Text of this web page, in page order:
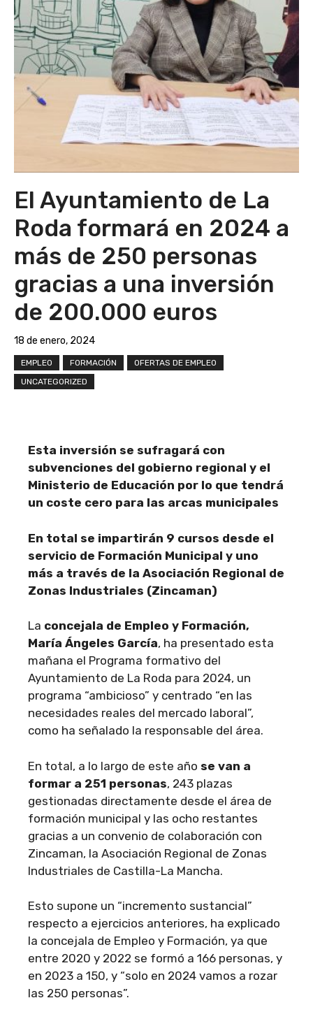
El Ayuntamiento de La
Roda formará en 2024 a
más de 250 personas
gracias a una inversión
de 200.000 euros
18 de enero, 2024
EMPLEO FORMACIÓN
OFERTAS DE EMPLEO
UNCATEGORIZED
Esta inversión se sufragará con
subvenciones del gobierno regional y el
Ministerio de Educación por lo que tendrá
un coste cero para las arcas municipales
En total se impartirán 9 cursos desde el
servicio de Formación Municipal y uno
más a través de la Asociación Regional de
Zonas Industriales (Zincaman)
La concejala de Empleo y Formación,
María Ángeles García, ha presentado esta
mañana el Programa formativo del
Ayuntamiento de La Roda para 2024, un
programa “ambicioso” y centrado “en las
necesidades reales del mercado laboral”,
como ha señalado la responsable del área.
En total, a lo largo de este año se van a
formar a 251 personas, 243 plazas
gestionadas directamente desde el área de
formación municipal y las ocho restantes
gracias a un convenio de colaboración con
Zincaman, la Asociación Regional de Zonas
Industriales de Castilla-La Mancha.
Esto supone un “incremento sustancial”
respecto a ejercicios anteriores, ha explicado
la concejala de Empleo y Formación, ya que
entre 2020 y 2022 se formó a 166 personas, y
en 2023 a 150, y “solo en 2024 vamos a rozar
las 250 personas”.